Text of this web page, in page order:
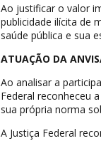
Ao justificar o valor
publicidade ilícita de
saúde pública e sua
ATUAÇÃO DA
Ao analisar a
Federal reconheceu
sua própria norma
A Justiça Federal